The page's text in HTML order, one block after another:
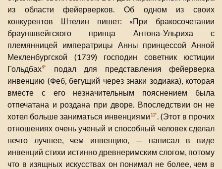
из области фейерверков. Об одном из своих
конкурентов Штелин пишет: «При бракосочетании
брауншвейгского принца Антона-Ульриха с
племянницей императрицы Анны принцессой Анной
Мекленбургской (1739) господин советник юстиции
Гольдбах9*
подал для представления фейерверка
инвенцию (Феб, бегущий через знаки зодиака), которая
вместе с его незначительным пояснением была
отпечатана и роздана при дворе. Впоследствии он не
хотел больше заниматься инвенциями10*. (Этот в прочих
отношениях очень ученый и способный человек сделал
нечто лучшее, чем инвенцию, — написал в виде
инвенций стихи истинно древнеримским слогом, потому
что в изящных искусствах он понимал не более, чем в